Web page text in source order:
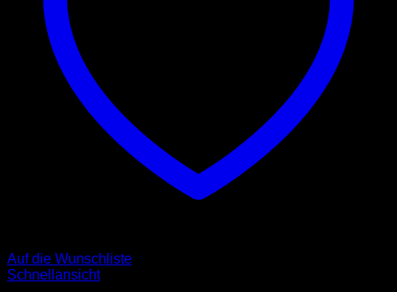
Auf die Wunschliste
Schnellansicht